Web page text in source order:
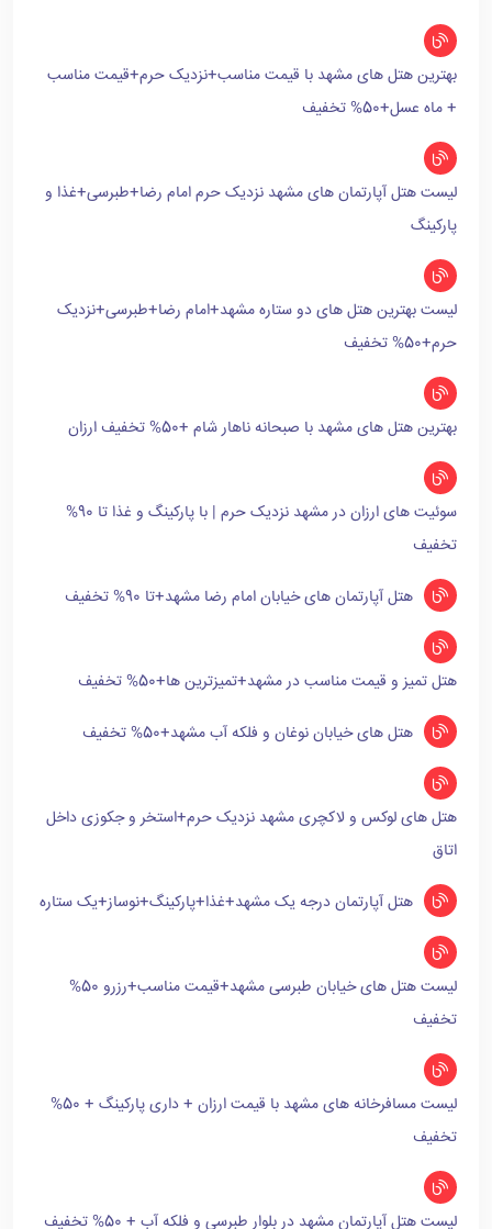
بهترین هتل های مشهد با قیمت مناسب+نزدیک حرم+قیمت مناسب
+ ماه عسل+50% تخفیف
لیست هتل آپارتمان های مشهد نزدیک حرم امام رضا+طبرسی+غذا و
پارکینگ
لیست بهترین هتل های دو ستاره مشهد+امام رضا+طبرسی+نزدیک
حرم+50% تخفیف
بهترین هتل های مشهد با صبحانه ناهار شام +50% تخفیف ارزان
سوئیت های ارزان در مشهد نزدیک حرم | با پارکینگ و غذا تا 90%
تخفیف
هتل آپارتمان های خیابان امام رضا مشهد+تا 90% تخفیف
هتل تمیز و قیمت مناسب در مشهد+تمیزترین ها+50% تخفیف
هتل های خیابان نوغان و فلکه آب مشهد+50% تخفیف
هتل های لوکس و لاکچری مشهد نزدیک حرم+استخر و جکوزی داخل
اتاق
هتل آپارتمان درجه یک مشهد+غذا+پارکینگ+نوساز+یک ستاره
لیست هتل های خیابان طبرسی مشهد+قیمت مناسب+رزرو 50%
تخفیف
لیست مسافرخانه های مشهد با قیمت ارزان + داری پارکینگ + 50%
تخفیف
لیست هتل آپارتمان مشهد در بلوار طبرسی و فلکه آب + 50% تخفیف